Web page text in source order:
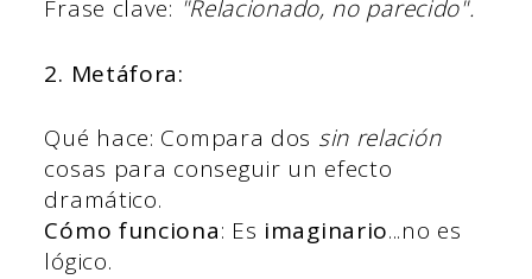
Frase clave: "Relacionado, no parecido".
2. Metáfora:
Qué hace: Compara dos sin relación
cosas para conseguir un efecto
dramático.
Cómo funciona: Es imaginario...no es
lógico.